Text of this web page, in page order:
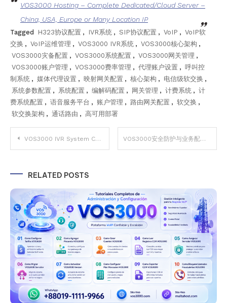
VOS3000 Hosting – Complete Dedicated/Cloud Server –
China, USA, Europe or Many Location IP
Tagged H323协议配置 , IVR系统 , SIP协议配置 , VoIP , VoIP软
交换 , VoIP运维管理 , VOS3000 IVR系统 , VOS3000核心架构 ,
VOS3000灾备配置 , VOS3000系统配置 , VOS3000网关管理 ,
VOS3000账户管理 , VOS3000费率管理 , 代理账户设置 , 呼叫控
制系统 , 媒体代理设置 , 映射网关配置 , 核心架构 , 电信级软交换 ,
系统参数配置 , 系统配置 , 编解码配置 , 网关管理 , 计费系统 , 计
费系统配置 , 语音服务平台 , 账户管理 , 路由网关配置 , 软交换 ,
软交换架构 , 通话路由 , 高可用部署
Post
VOS3000 IVR System Configuration – Interactive Voice Response Easy Setup VOS3000安全防护与业务配置指南 – 黑名单区域控制 prepaid卡 Important
RELATED POSTS